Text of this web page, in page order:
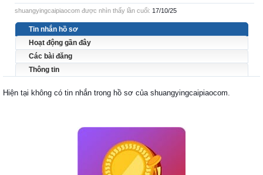
shuangyingcaipiaocom được nhìn thấy lần cuối: 17/10/25
Tin nhắn hồ sơ
Hoạt động gần đây
Các bài đăng
Thông tin
Hiện tại không có tin nhắn trong hồ sơ của shuangyingcaipiaocom.